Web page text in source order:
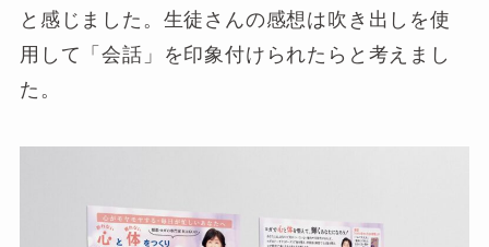
と感じました。生徒さんの感想は吹き出しを使
用して「会話」を印象付けられたらと考えまし
た。